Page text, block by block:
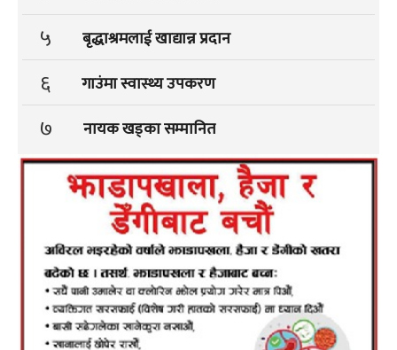
५ बृद्धाश्रमलाई खाद्यान्न प्रदान
६ गाउंमा स्वास्थ्य उपकरण
७ नायक खड्का सम्मानित